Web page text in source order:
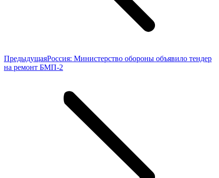
ПредыдущаяПредыдущая
запись:
Россия: Министерство обороны объявило тендер
на ремонт БМП-2